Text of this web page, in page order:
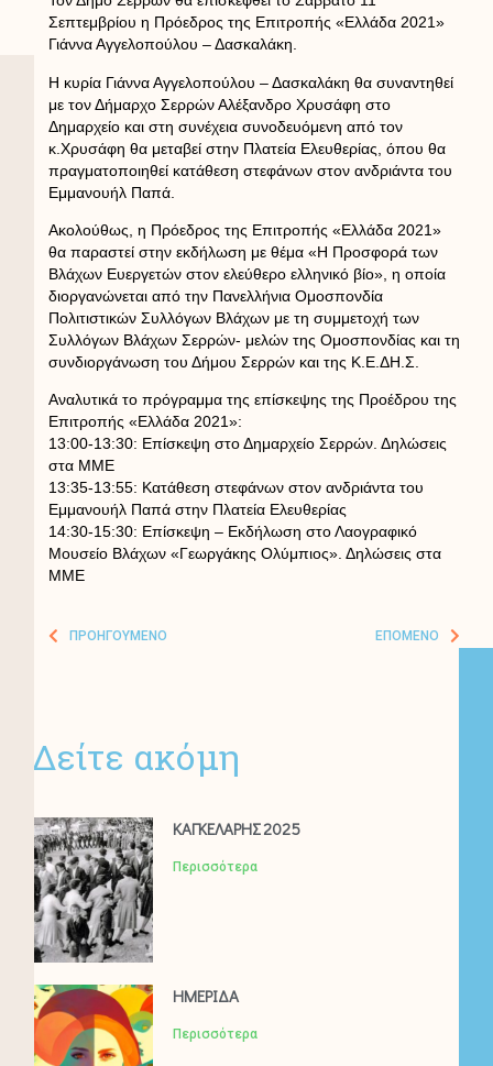
Σεπτεμβρίου η Πρόεδρος της Επιτροπής «Ελλάδα 2021»
Γιάννα Αγγελοπούλου – Δασκαλάκη.
Η κυρία Γιάννα Αγγελοπούλου – Δασκαλάκη θα συναντηθεί
με τον Δήμαρχο Σερρών Αλέξανδρο Χρυσάφη στο
Δημαρχείο και στη συνέχεια συνοδευόμενη από τον
κ.Χρυσάφη θα μεταβεί στην Πλατεία Ελευθερίας, όπου θα
πραγματοποιηθεί κατάθεση στεφάνων στον ανδριάντα του
Εμμανουήλ Παπά.
Ακολούθως, η Πρόεδρος της Επιτροπής «Ελλάδα 2021»
θα παραστεί στην εκδήλωση με θέμα «Η Προσφορά των
Βλάχων Ευεργετών στον ελεύθερο ελληνικό βίο», η οποία
διοργανώνεται από την Πανελλήνια Ομοσπονδία
Πολιτιστικών Συλλόγων Βλάχων με τη συμμετοχή των
Συλλόγων Βλάχων Σερρών- μελών της Ομοσπονδίας και τη
συνδιοργάνωση του Δήμου Σερρών και της Κ.Ε.ΔΗ.Σ.
Αναλυτικά το πρόγραμμα της επίσκεψης της Προέδρου της
Επιτροπής «Ελλάδα 2021»:
13:00-13:30: Επίσκεψη στο Δημαρχείο Σερρών. Δηλώσεις
στα ΜΜΕ
13:35-13:55: Κατάθεση στεφάνων στον ανδριάντα του
Εμμανουήλ Παπά στην Πλατεία Ελευθερίας
14:30-15:30: Επίσκεψη – Εκδήλωση στο Λαογραφικό
Μουσείο Βλάχων «Γεωργάκης Ολύμπιος». Δηλώσεις στα
MME
ΠΡΟΗΓΟΎΜΕΝΟ ΕΠΌΜΕΝΟ
Δείτε ακόμη
ΚΑΓΚΕΛΑΡΗΣ 2025
Περισσότερα
ΗΜΕΡΙΔΑ
Περισσότερα